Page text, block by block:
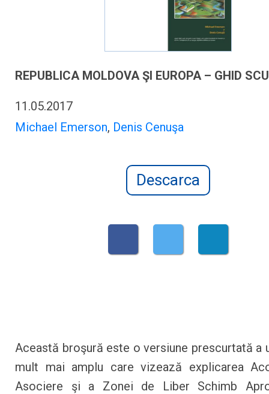
REPUBLICA MOLDOVA ŞI EUROPA – GHID
11.05.2017
Michael Emerson, Denis Cenuşa
Descarca
Această broşură este o versiune prescurtată a
mult mai amplu care vizează explicarea
Asociere şi a Zonei de Liber Schimb